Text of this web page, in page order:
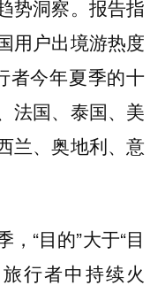
势洞察。报告指
用户出境游热度
者今年夏季的十
法国、泰国、美
兰、奥地利、意
“目的”大于“目
行者中持续火